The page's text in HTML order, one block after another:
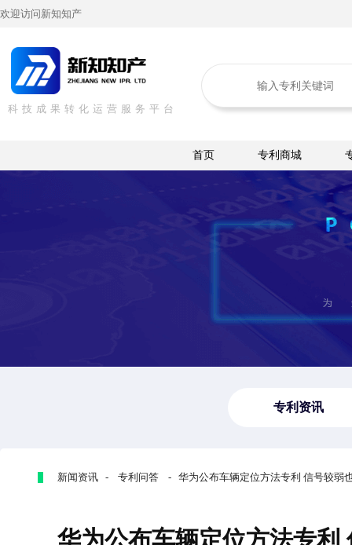
欢迎访问新知知产
科技成果转化运营服务平台
首页 专利商城
专利资讯
新闻资讯 - 专利问答 - 华为公布车辆定位方法专利 信号较弱
华为公布车辆定位方法专利